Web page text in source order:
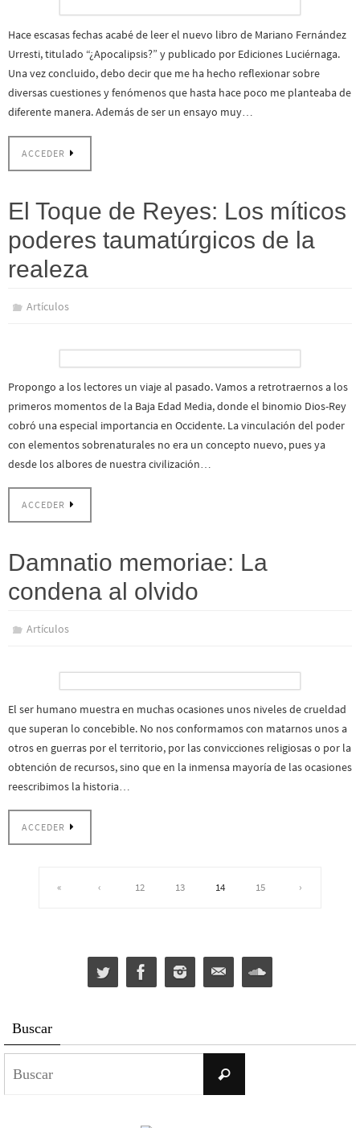
Hace escasas fechas acabé de leer el nuevo libro de Mariano Fernández
Urresti, titulado “¿Apocalipsis?” y publicado por Ediciones Luciérnaga.
Una vez concluido, debo decir que me ha hecho reflexionar sobre
diversas cuestiones y fenómenos que hasta hace poco me planteaba de
diferente manera. Además de ser un ensayo muy…
ACCEDER
El Toque de Reyes: Los míticos
poderes taumatúrgicos de la
realeza
Artículos
Propongo a los lectores un viaje al pasado. Vamos a retrotraernos a los
primeros momentos de la Baja Edad Media, donde el binomio Dios-Rey
cobró una especial importancia en Occidente. La vinculación del poder
con elementos sobrenaturales no era un concepto nuevo, pues ya
desde los albores de nuestra civilización…
ACCEDER
Damnatio memoriae: La
condena al olvido
Artículos
El ser humano muestra en muchas ocasiones unos niveles de crueldad
que superan lo concebible. No nos conformamos con matarnos unos a
otros en guerras por el territorio, por las convicciones religiosas o por la
obtención de recursos, sino que en la inmensa mayoría de las ocasiones
reescribimos la historia…
ACCEDER
« ‹ 12 13 14 15 ›
Buscar
Buscar